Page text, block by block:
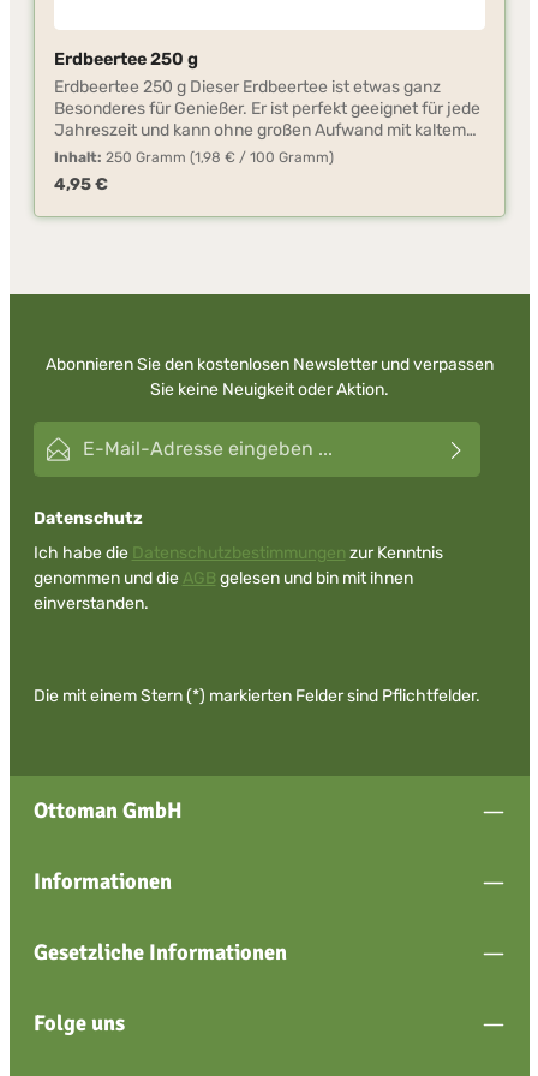
Erdbeertee 250 g
Erdbeertee 250 g Dieser Erdbeertee ist etwas ganz
Besonderes für Genießer. Er ist perfekt geeignet für jede
Jahreszeit und kann ohne großen Aufwand mit kaltem
oder warmem Wasser zubereitet werden. Geben Sie
dazu einen gehäuften Teelöffel in 150 ml Wasser.
Weiterhin kann das Teepulver auch für die Herstellung
von z. B. Fruchtschorlen, Cocktails, Kuchen,
Inhalt: 250 Gramm (1,98 € / 100 Gramm)
Regulärer Preis:
4,95 €
Abonnieren Sie den kostenlosen Newsletter und verpassen
Sie keine Neuigkeit oder Aktion.
E-Mail-Adresse*
Datenschutz
Ich habe die Datenschutzbestimmungen zur Kenntnis
genommen und die AGB gelesen und bin mit ihnen
einverstanden.
Die mit einem Stern (*) markierten Felder sind Pflichtfelder.
Ottoman GmbH
Informationen
Gesetzliche Informationen
Folge uns